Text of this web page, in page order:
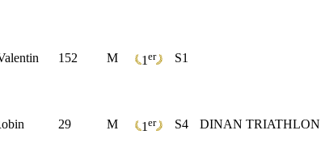
152 M 1 er S1
29 M 1 er S4 DINAN TRIATHLON